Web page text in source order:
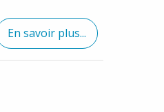
En savoir plus...